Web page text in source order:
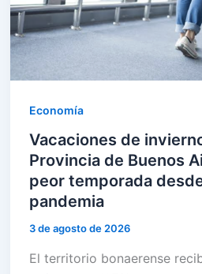
Economía
Vacaciones de
Provincia de Buenos
peor temporada
pandemia
3 de agosto de 2026
El territorio bonaerense